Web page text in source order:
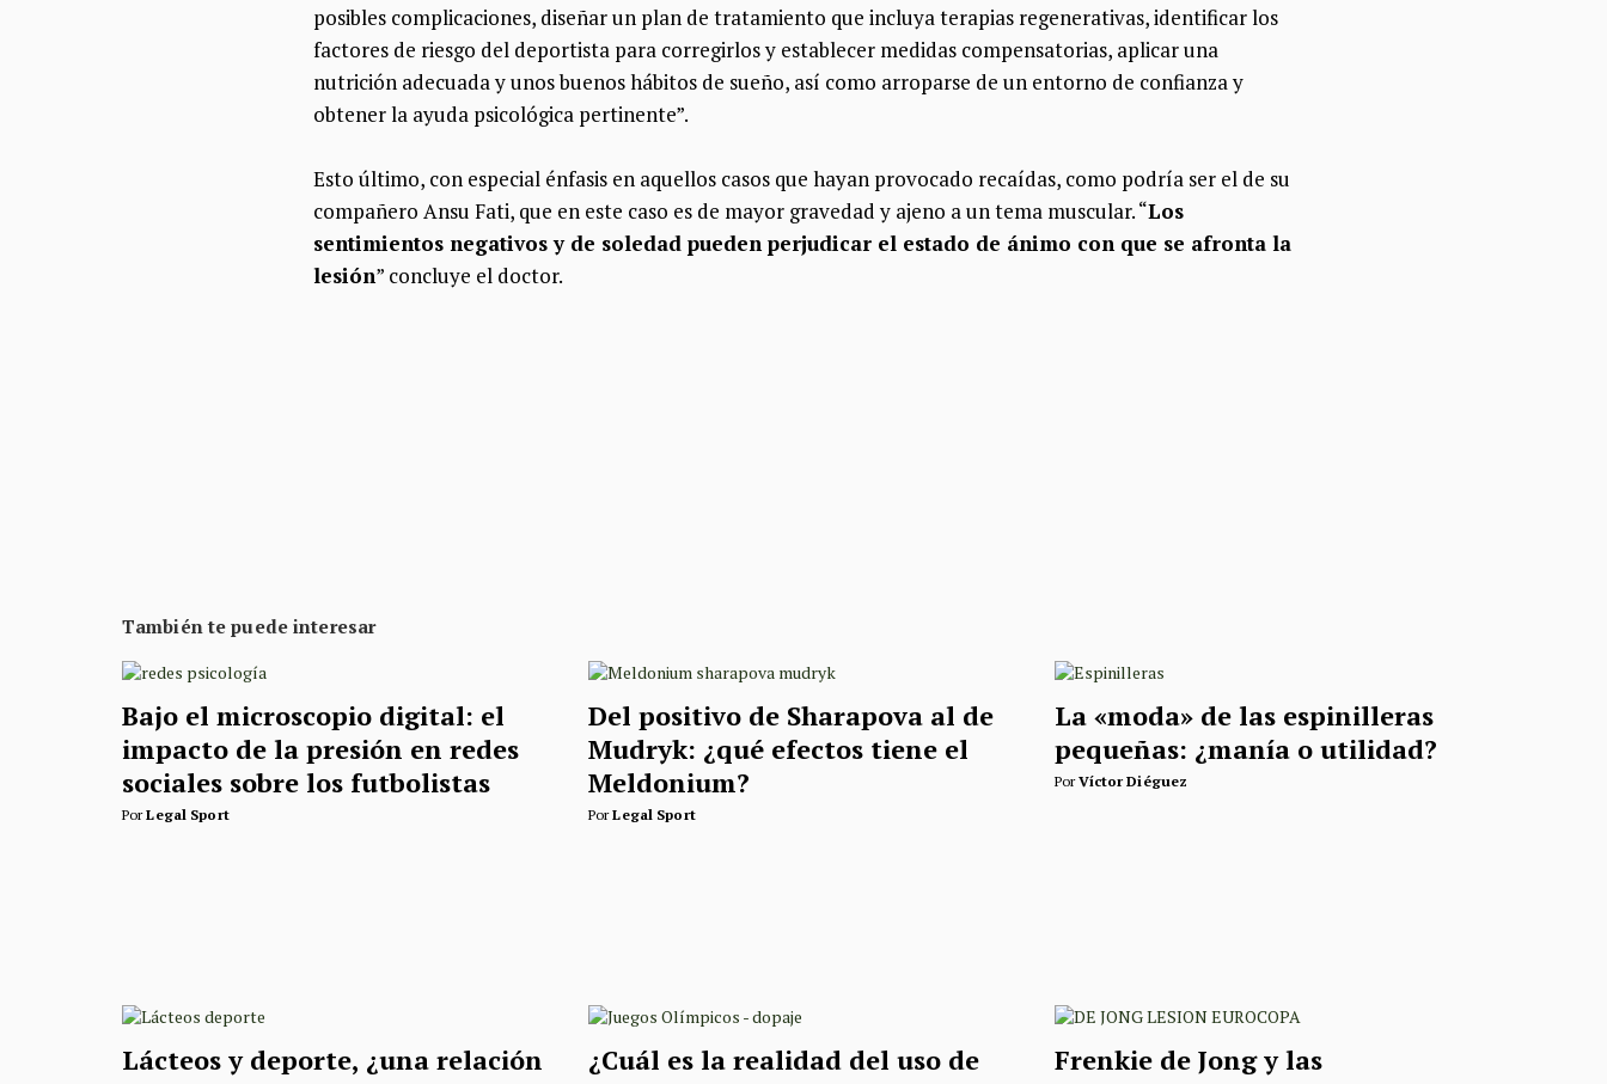
posibles complicaciones, diseñar un plan de tratamiento que incluya terapias regenerativas, identificar los
factores de riesgo del deportista para corregirlos y establecer medidas compensatorias, aplicar una
nutrición adecuada y unos buenos hábitos de sueño, así como arroparse de un entorno de confianza y
obtener la ayuda psicológica pertinente”.
Esto último, con especial énfasis en aquellos casos que hayan provocado recaídas, como podría ser el de su
compañero Ansu Fati, que en este caso es de mayor gravedad y ajeno a un tema muscular. “Los
sentimientos negativos y de soledad pueden perjudicar el estado de ánimo con que se afronta la
lesión” concluye el doctor.
También te puede interesar
Bajo el microscopio digital: el
impacto de la presión en redes
sociales sobre los futbolistas
PorLegal Sport
Del positivo de Sharapova al de
Mudryk: ¿qué efectos tiene el
Meldonium?
PorLegal Sport
La «moda» de las espinilleras
pequeñas: ¿manía o utilidad?
PorVíctor Diéguez
Lácteos y deporte, ¿una relación
¿Cuál es la realidad del uso de
Frenkie de Jong y las